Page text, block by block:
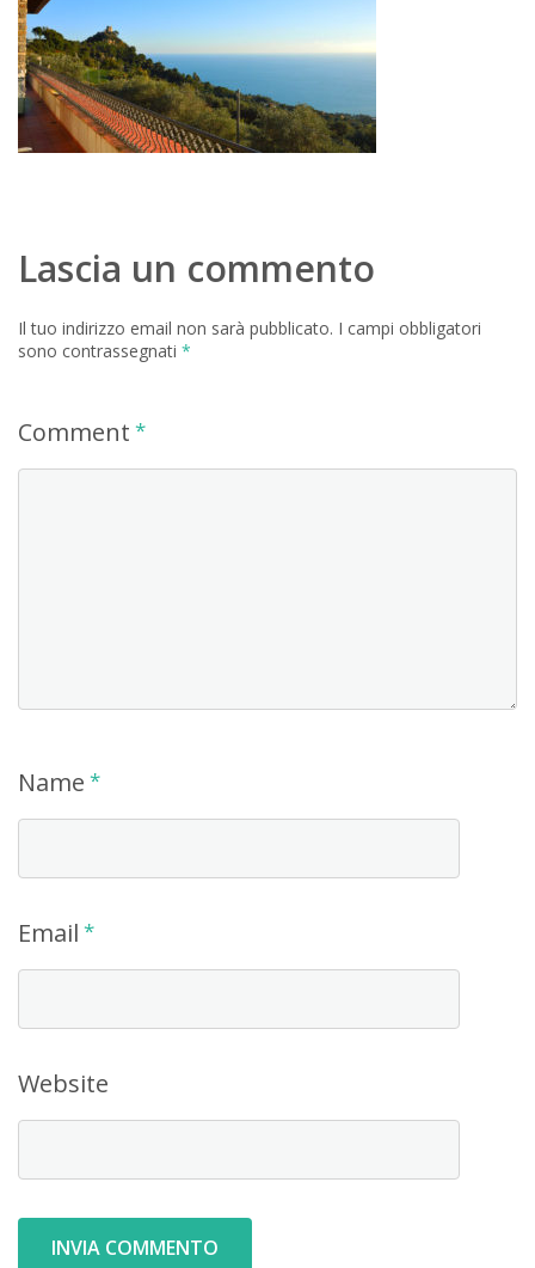
Lascia un commento
Il tuo indirizzo email non sarà pubblicato. I campi obbligatori
sono contrassegnati *
Comment *
Name *
Email *
Website